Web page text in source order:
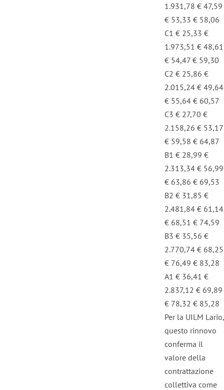
1.931,78 € 47,59
€ 53,33 € 58,06
C1 € 25,33 €
1.973,51 € 48,61
€ 54,47 € 59,30
C2 € 25,86 €
2.015,24 € 49,64
€ 55,64 € 60,57
C3 € 27,70 €
2.158,26 € 53,17
€ 59,58 € 64,87
B1 € 28,99 €
2.313,34 € 56,99
€ 63,86 € 69,53
B2 € 31,85 €
2.481,84 € 61,14
€ 68,51 € 74,59
B3 € 35,56 €
2.770,74 € 68,25
€ 76,49 € 83,28
A1 € 36,41 €
2.837,12 € 69,89
€ 78,32 € 85,28
Per la UILM Lario,
questo rinnovo
conferma il
valore della
contrattazione
collettiva come